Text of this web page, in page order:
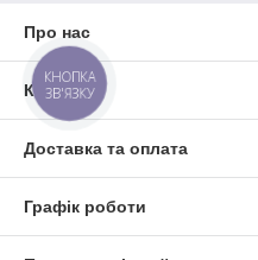
Про нас
Контакти
Доставка та оплата
Графік роботи
КНОПКА
ЗВ'ЯЗКУ